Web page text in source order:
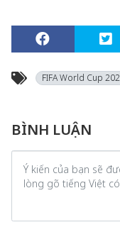
FIFA World Cup
BÌNH LUẬN